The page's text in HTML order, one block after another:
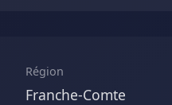
Région
Franche-Comte